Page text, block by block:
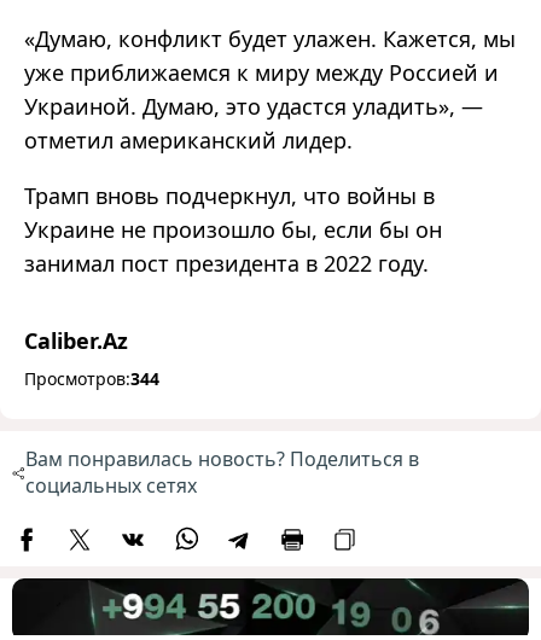
«Думаю, конфликт будет улажен. Кажется, мы
уже приближаемся к миру между Россией и
Украиной. Думаю, это удастся уладить», —
отметил американский лидер.
Трамп вновь подчеркнул, что войны в
Украине не произошло бы, если бы он
занимал пост президента в 2022 году.
Caliber.Az
Просмотров:344
Вам понравилась новость? Поделиться в
социальных сетях